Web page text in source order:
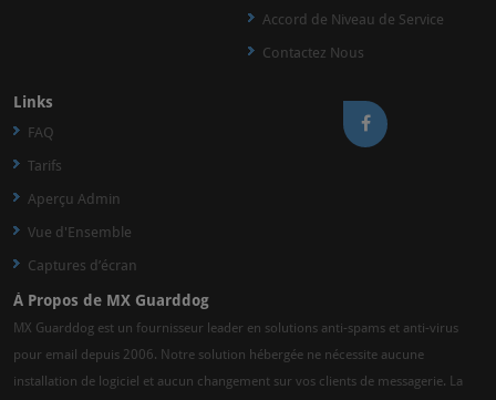
Accord de Niveau de Service
Contactez Nous
Links
FAQ
Tarifs
Aperçu Admin
Vue d'Ensemble
Captures d’écran
À Propos de MX Guarddog
MX Guarddog est un fournisseur leader en solutions anti-spams et anti-virus
pour email depuis 2006. Notre solution hébergée ne nécessite aucune
installation de logiciel et aucun changement sur vos clients de messagerie. La